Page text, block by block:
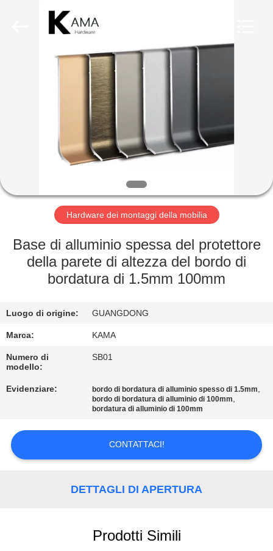
PRODOTTI
GIRO
DELLA
FABBRICA
CONTROLLO
QUALITÀ
CONTATTICI
RICHIEDA
CITAZIONE
Hardware dei montaggi della mobilia
Base di alluminio spessa del protettore
della parete di altezza del bordo di
bordatura di 1.5mm 100mm
Luogo di origine: GUANGDONG
Marca: KAMA
Numero di
modello:
SB01
Evidenziare: bordo di bordatura di alluminio spesso di 1.5mm,
bordo di bordatura di alluminio di 100mm,
bordatura di alluminio di 100mm
CONTATTACI!
DETTAGLI DI APERTURA
Prodotti Simili